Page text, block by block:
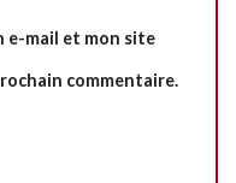
e-mail et mon site
commentaire.